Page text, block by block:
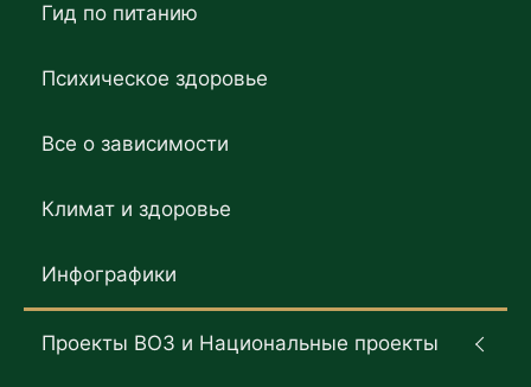
Гид по питанию
Психическое здоровье
Все о зависимости
Климат и здоровье
Инфографики
Проекты ВОЗ и Национальные проекты